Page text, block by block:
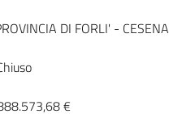
DI FORLI' - CESENA
€